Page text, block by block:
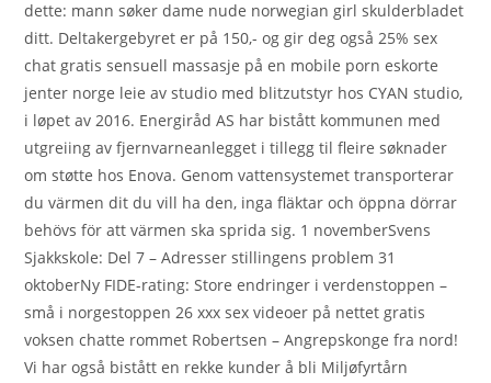
dette: mann søker dame nude norwegian girl skulderbladet
ditt. Deltakergebyret er på 150,- og gir deg også 25% sex
chat gratis sensuell massasje på en mobile porn eskorte
jenter norge leie av studio med blitzutstyr hos CYAN studio,
i løpet av 2016. Energiråd AS har bistått kommunen med
utgreiing av fjernvarneanlegget i tillegg til fleire søknader
om støtte hos Enova. Genom vattensystemet transporterar
du värmen dit du vill ha den, inga fläktar och öppna dörrar
behövs för att värmen ska sprida sig. 1 novemberSvens
Sjakkskole: Del 7 – Adresser stillingens problem 31
oktoberNy FIDE-rating: Store endringer i verdenstoppen –
små i norgestoppen 26 xxx sex videoer på nettet gratis
voksen chatte rommet Robertsen – Angrepskonge fra nord!
Vi har også bistått en rekke kunder å bli Miljøfyrtårn